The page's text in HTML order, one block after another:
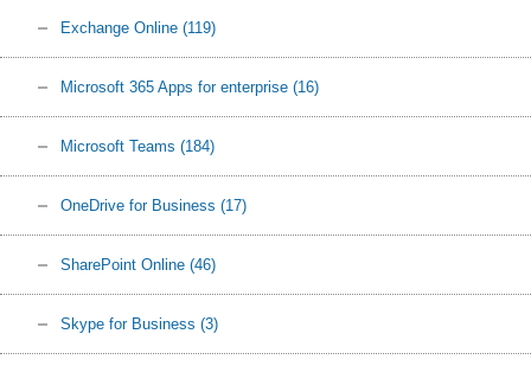
Exchange Online (119)
Microsoft 365 Apps for enterprise (16)
Microsoft Teams (184)
OneDrive for Business (17)
SharePoint Online (46)
Skype for Business (3)